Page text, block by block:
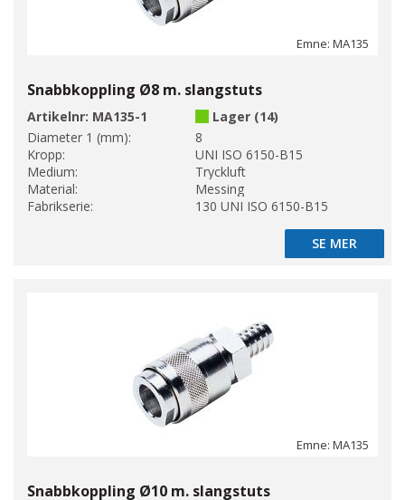
Emne: MA135
Snabbkoppling Ø8 m. slangstuts
Artikelnr: MA135-1
Lager (14)
Diameter 1 (mm):
8
Kropp:
UNI ISO 6150-B15
Medium:
Tryckluft
Material:
Messing
Fabrikserie:
130 UNI ISO 6150-B15
SE MER
SE MER
Emne: MA135
Snabbkoppling Ø10 m. slangstuts